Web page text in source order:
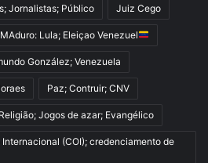
Jornalistas; Público Juiz Cego
MAduro: Lula; Eleiçao Venezuel
González; Venezuela
Paz; Contruir; CNV
Religião; Jogos de azar; Evangélico
(COI); credenciamento de